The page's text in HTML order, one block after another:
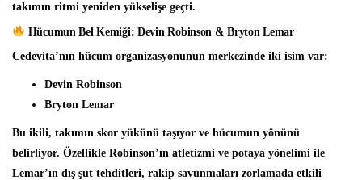
takımın ritmi yeniden yükselişe geçti.
Hücumun Bel Kemiği: Devin Robinson & Bryton Lemar
Cedevita’nın hücum organizasyonunun merkezinde iki isim var:
Devin Robinson
Bryton Lemar
Bu ikili, takımın skor yükünü taşıyor ve hücumun yönünü
belirliyor. Özellikle Robinson’ın atletizmi ve potaya yönelimi ile
Lemar’ın dış şut tehditleri, rakip savunmaları zorlamada etkili